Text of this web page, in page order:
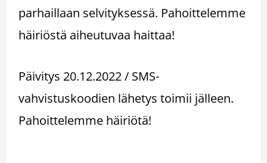
parhaillaan selvityksessä. Pahoittelemme
häiriöstä aiheutuvaa haittaa!
Päivitys 20.12.2022 / SMS-
vahvistuskoodien lähetys toimii jälleen.
Pahoittelemme häiriötä!